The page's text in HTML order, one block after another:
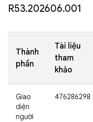
R53.202606.001
Thành
phần
Tài liệu
tham
khảo
Giao
diện
người
476286298